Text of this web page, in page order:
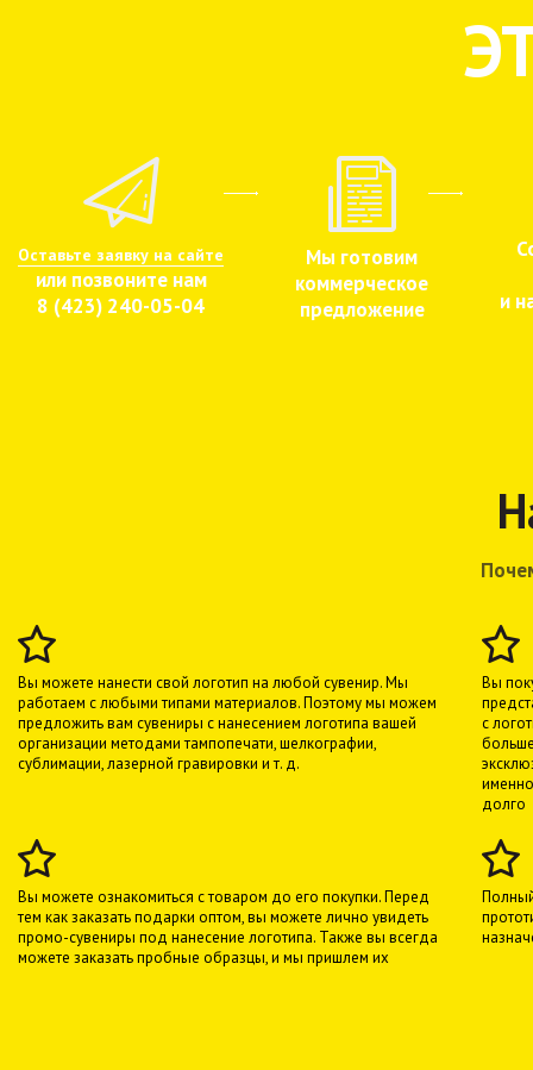
Оставьте заявку на сайте
или позвоните нам
8 (423) 240-05-04
Мы готовим
коммерческое
предложение
и
Вы можете нанести свой логотип на любой сувенир. Мы
работаем с любыми типами материалов. Поэтому мы можем
предложить вам сувениры с нанесением логотипа вашей
организации методами тампопечати, шелкографии,
сублимации, лазерной гравировки и т. д.
Вы
с
долго
Вы можете ознакомиться с товаром до его покупки. Перед
тем как заказать подарки оптом, вы можете лично увидеть
промо-сувениры под нанесение логотипа. Также вы всегда
можете заказать пробные образцы, и мы пришлем их